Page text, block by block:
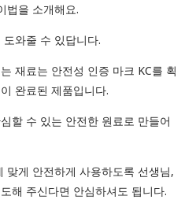
법을 소개해요.
와줄 수 있답니다.
재료는 안전성 인증 마크 KC를 획
완료된 제품입니다.
할 수 있는 안전한 원료로 만들어
맞게 안전하게 사용하도록 선생님,
해 주신다면 안심하셔도 됩니다.